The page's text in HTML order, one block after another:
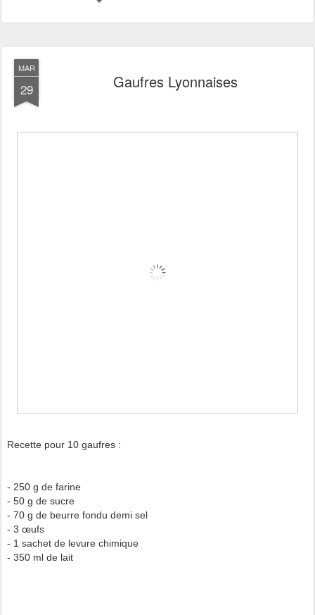
MAR
29 Gaufres Lyonnaises
Recette pour 10 gaufres :
- 250 g de farine
- 50 g de sucre
- 70 g de beurre fondu demi sel
- 3 œufs
- 1 sachet de levure chimique
- 350 ml de lait